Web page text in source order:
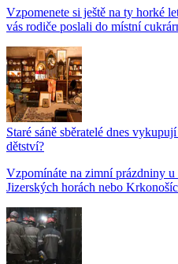
Vzpomenete si ještě na ty horké
vás rodiče poslali do místní
Staré sáně sběratelé dnes
dětství?
Vzpomínáte na zimní prázdniny u
Jizerských horách nebo